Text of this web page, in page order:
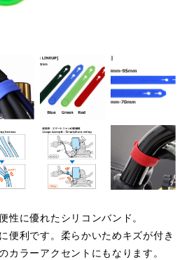
性に優れたシリコンバンド。
便利です。柔らかいためキズが付き
カラーアクセントにもなります。